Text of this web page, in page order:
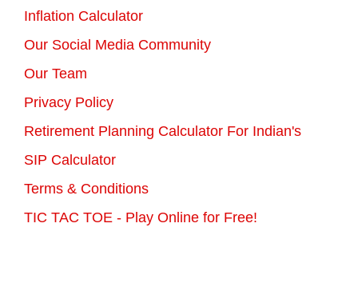
Inflation Calculator
Our Social Media Community
Our Team
Privacy Policy
Retirement Planning Calculator For Indian's
SIP Calculator
Terms & Conditions
TIC TAC TOE - Play Online for Free!